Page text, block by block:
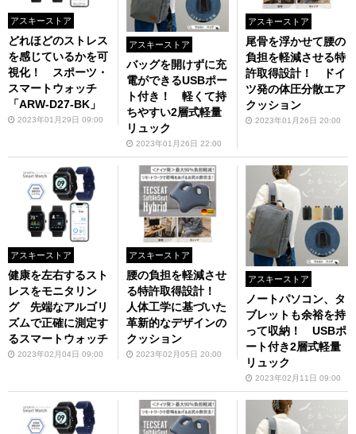
アスキーストア
どれほどのストレス
を感じているかを可
視化！ スポーツ・
スマートウォッチ
「ARW-D27-BK」
2023年01月29日 09:00
アスキーストア
バッグを開けずに充
電ができるUSBポー
ト付き！ 軽くて持
ちやすい2層式軽量
リュック
2023年01月26日 22:00
アスキーストア
尾骨を浮かせて腰の
負担を軽減させる特
許取得設計！ ドイ
ツ発の体圧分散エア
クッション
2023年01月26日 20:00
アスキーストア
健康を左右するスト
レスをモニタリン
グ 先端なアルゴリ
ズムで正確に測定す
るスマートウォッチ
2023年02月04日 09:00
アスキーストア
腰の負担を軽減させ
る特許取得設計！
人体工学に基づいた
革新的なデザインの
クッション
2023年02月05日 20:00
アスキーストア
ノートパソコン、タ
ブレットも余裕を持
って収納！ USBポ
ート付き2層式軽量
リュック
2023年02月11日 09:00